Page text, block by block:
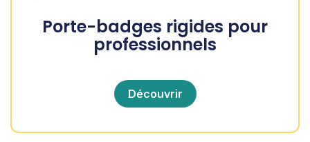
Porte-badges rigides pour
professionnels
Découvrir